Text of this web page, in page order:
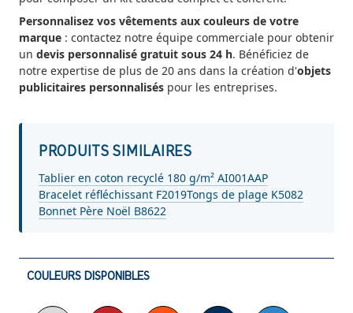
Personnalisez vos vêtements aux couleurs de votre
marque : contactez notre équipe commerciale pour obtenir
un devis personnalisé gratuit sous 24 h. Bénéficiez de
notre expertise de plus de 20 ans dans la création d'objets
publicitaires personnalisés pour les entreprises.
PRODUITS SIMILAIRES
Tablier en coton recyclé 180 g/m² AI001AAP
Bracelet réfléchissant F2019Tongs de plage K5082
Bonnet Père Noël B8622
COULEURS DISPONIBLES